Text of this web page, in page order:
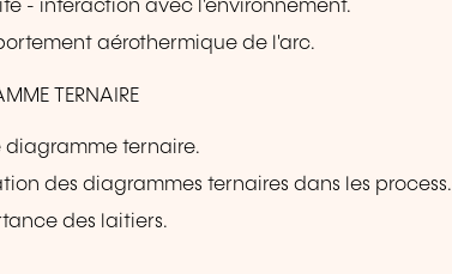
- interaction avec l'environnement.
aérothermique de l'arc.
TERNAIRE
diagramme ternaire.
des diagrammes ternaires dans les process.
des laitiers.